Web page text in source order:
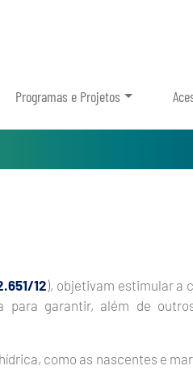
Programas e Projetos
12), objetivam estimular a
para garantir, além de
como as nascentes e